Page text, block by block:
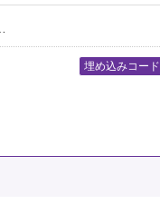
埋め込みコード